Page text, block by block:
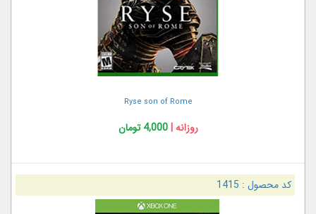
Ryse son of Rome
روزانه |4,000 تومان
کد محصول : 1415